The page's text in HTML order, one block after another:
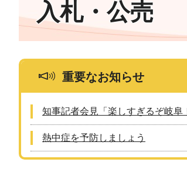
入札・公売
重要なお知らせ
知事記者会見「楽しすぎるぞ岐
熱中症を予防しましょう